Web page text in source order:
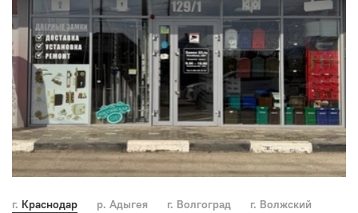
г. Краснодар р. Адыгея г. Волгоград
г. Волжский